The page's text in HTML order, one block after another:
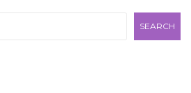
SEARCH